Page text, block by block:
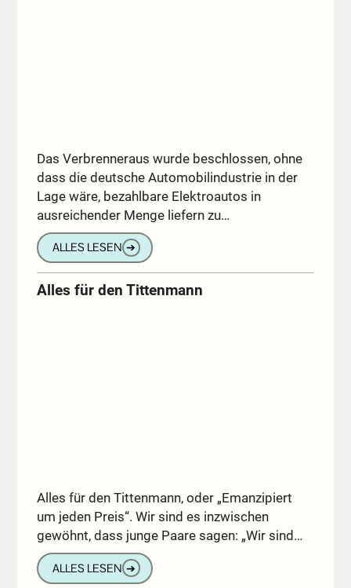
Das Verbrenneraus wurde beschlossen, ohne
dass die deutsche Automobilindustrie in der
Lage wäre, bezahlbare Elektroautos in
ausreichender Menge liefern zu…
ALLES LESEN ➔
Alles für den Tittenmann
Alles für den Tittenmann, oder „Emanzipiert
um jeden Preis“. Wir sind es inzwischen
gewöhnt, dass junge Paare sagen: „Wir sind…
ALLES LESEN ➔